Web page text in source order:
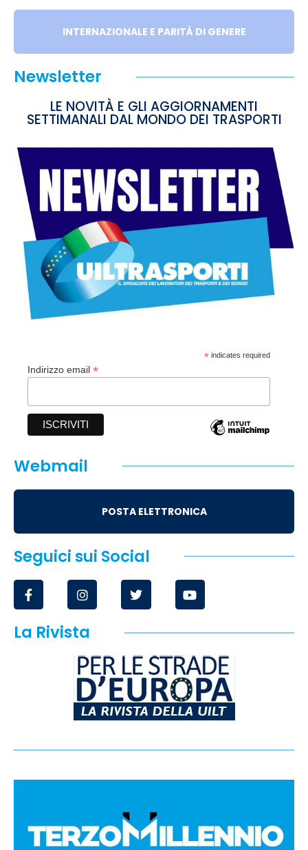
INTERNAZIONALE E PARITÀ DI GENERE
Newsletter
LE NOVITÀ E GLI AGGIORNAMENTI
SETTIMANALI DAL MONDO DEI TRASPORTI
* indicates required
Indirizzo email *
Webmail
POSTA ELETTRONICA
Seguici sui Social
La Rivista